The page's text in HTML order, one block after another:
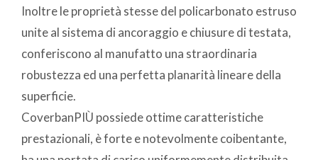
Inoltre le proprietà stesse del policarbonato estruso
unite al sistema di ancoraggio e chiusure di testata,
conferiscono al manufatto una straordinaria
robustezza ed una perfetta planarità lineare della
superficie.
CoverbanPIÙ possiede ottime caratteristiche
prestazionali, è forte e notevolmente coibentante,